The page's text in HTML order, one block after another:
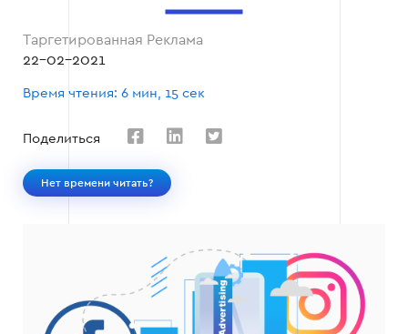
Таргетированная Реклама
22-02-2021
Время чтения: 6 мин, 15 сек
Поделиться
Нет времени читать?